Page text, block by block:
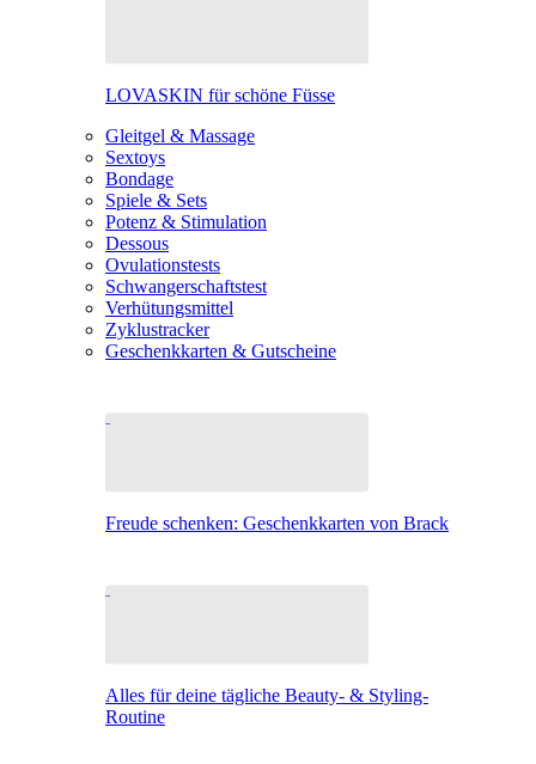
LOVASKIN für schöne Füsse
Gleitgel & Massage
Sextoys
Bondage
Spiele & Sets
Potenz & Stimulation
Dessous
Ovulationstests
Schwangerschaftstest
Verhütungsmittel
Zyklustracker
Geschenkkarten & Gutscheine
Freude schenken: Geschenkkarten von Brack
Alles für deine tägliche Beauty- & Styling-
Routine